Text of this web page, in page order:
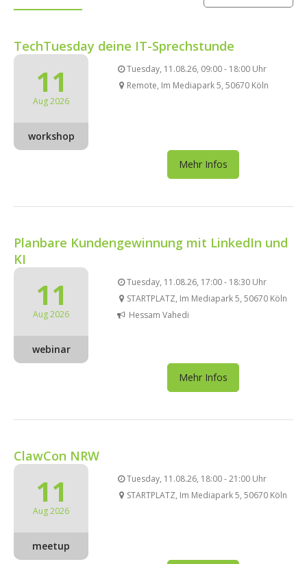
TechTuesday deine IT-Sprechstunde
11
Aug 2026
workshop
Tuesday, 11.08.26, 09:00 - 18:00 Uhr
Remote, Im Mediapark 5, 50670 Köln
Mehr Infos
Planbare Kundengewinnung mit LinkedIn und
KI
11
Aug 2026
webinar
Tuesday, 11.08.26, 17:00 - 18:30 Uhr
STARTPLATZ, Im Mediapark 5, 50670 Köln
Hessam Vahedi
Mehr Infos
ClawCon NRW
11
Aug 2026
meetup
Tuesday, 11.08.26, 18:00 - 21:00 Uhr
STARTPLATZ, Im Mediapark 5, 50670 Köln